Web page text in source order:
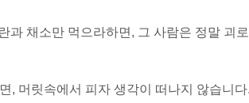
과 채소만 먹으라하면, 그 사람은 정말 괴로
, 머릿속에서 피자 생각이 떠나지 않습니